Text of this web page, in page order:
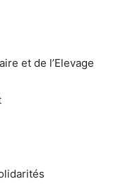
et de l’Elevage